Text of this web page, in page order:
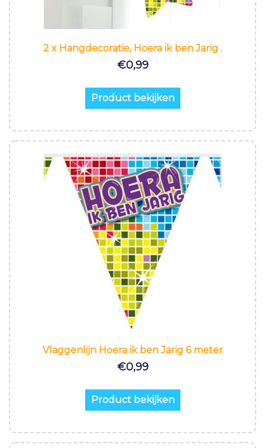
2 x Hangdecoratie, Hoera ik ben Jarig .
€0,99
Product bekijken
Vlaggenlijn Hoera ik ben Jarig 6 meter
€0,99
Product bekijken